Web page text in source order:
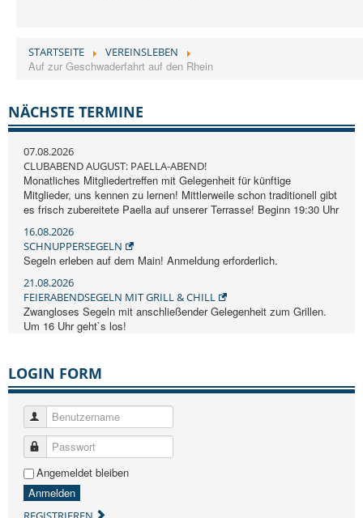
STARTSEITE VEREINSLEBEN
Auf zur Geschwaderfahrt auf den Rhein
NÄCHSTE TERMINE
07.08.2026
CLUBABEND AUGUST: PAELLA-ABEND!
Monatliches Mitgliedertreffen mit Gelegenheit für künftige
Mitglieder, uns kennen zu lernen! Mittlerweile schon traditionell gibt
es frisch zubereitete Paella auf unserer Terrasse! Beginn 19:30 Uhr
16.08.2026
SCHNUPPERSEGELN
Segeln erleben auf dem Main! Anmeldung erforderlich.
21.08.2026
FEIERABENDSEGELN MIT GRILL & CHILL
Zwangloses Segeln mit anschließender Gelegenheit zum Grillen.
Um 16 Uhr geht`s los!
LOGIN FORM
Benutzername
Passwort
Angemeldet bleiben
Anmelden